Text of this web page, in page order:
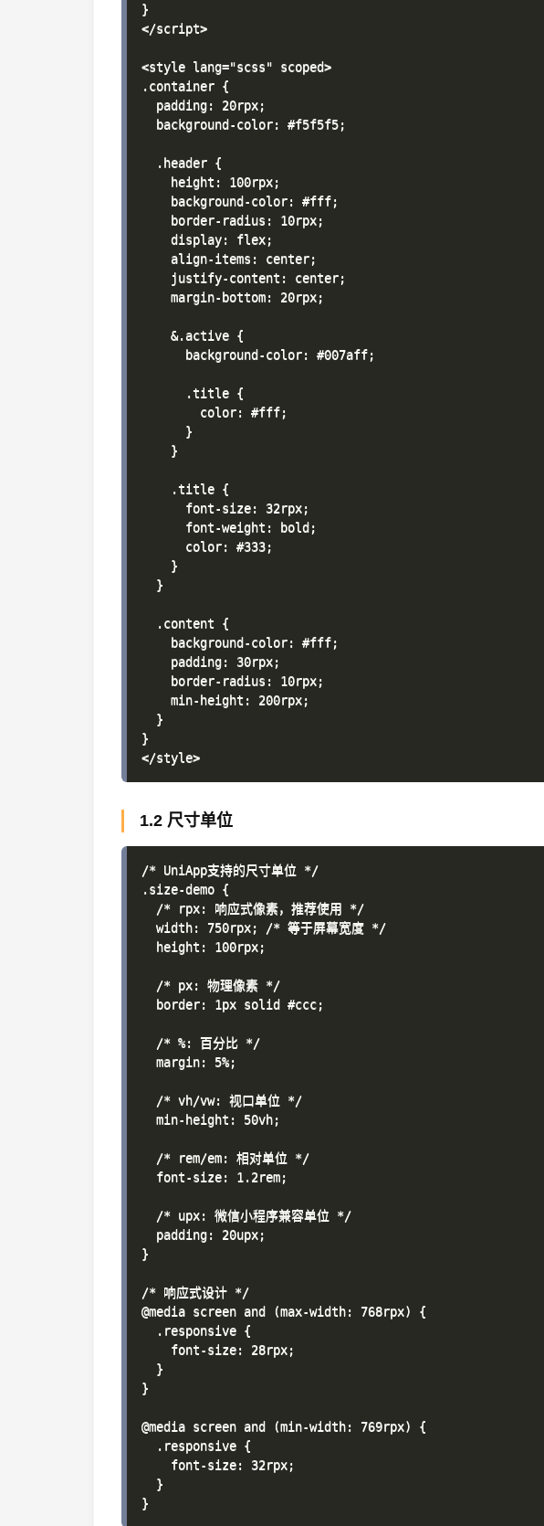
}
</script>
<style lang="scss" scoped>
.container {
  padding: 20rpx;
  background-color: #f5f5f5;
  .header {
    height: 100rpx;
    background-color: #fff;
    border-radius: 10rpx;
    display: flex;
    align-items: center;
    justify-content: center;
    margin-bottom: 20rpx;
    &.active {
      background-color: #007aff;
      .title {
        color: #fff;
      }
    }
    .title {
      font-size: 32rpx;
      font-weight: bold;
      color: #333;
    }
  }
  .content {
    background-color: #fff;
    padding: 30rpx;
    border-radius: 10rpx;
    min-height: 200rpx;
  }
}
1.2 尺寸单位
/* UniApp支持的尺寸单位 */
.size-demo {
  /* rpx: 响应式像素，推荐使用 */
  width: 750rpx; /* 等于屏幕宽度 */
  height: 100rpx;
  /* px: 物理像素 */
  border: 1px solid #ccc;
  /* %: 百分比 */
  margin: 5%;
  /* vh/vw: 视口单位 */
  min-height: 50vh;
  /* rem/em: 相对单位 */
  font-size: 1.2rem;
  /* upx: 微信小程序兼容单位 */
  padding: 20upx;
}
/* 响应式设计 */
@media screen and (max-width: 768rpx) {
  .responsive {
    font-size: 28rpx;
  }
}
@media screen and (min-width: 769rpx) {
  .responsive {
    font-size: 32rpx;
  }